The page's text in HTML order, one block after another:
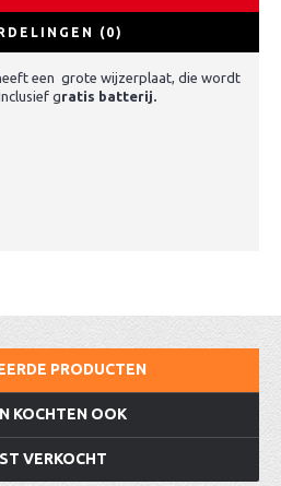
(0)
een grote wijzerplaat, die wordt
gratis batterij.
PRODUCTEN
KOCHTEN OOK
VERKOCHT